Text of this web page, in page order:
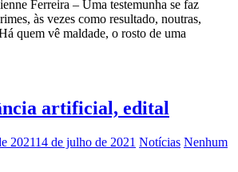
Ferreira – Uma testemunha se faz
às vezes como resultado, noutras,
quem vê maldade, o rosto de uma
artificial, edital
202114 de julho de 2021 Notícias Nenhum